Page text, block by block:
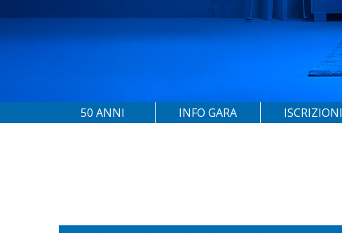
50 ANNI INFO GARA ISCRIZIONI